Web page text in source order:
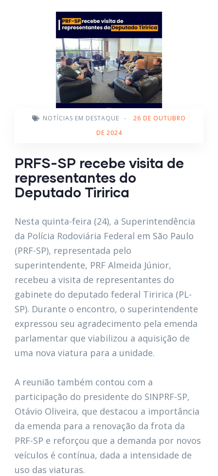
NOTÍCIAS EM DESTAQUE -
26 DE OUTUBRO
DE 2024
PRFS-SP recebe visita de
representantes do
Deputado Tiririca
Nesta quinta-feira (24), a Superintendência
da Polícia Rodoviária Federal em São Paulo
(PRF-SP), representada pelo
superintendente, PRF Almeida Júnior,
recebeu a visita de representantes do
gabinete do deputado federal Tiririca (PL-
SP). Durante o encontro, o superintendente
expressou seu agradecimento pela emenda
parlamentar que viabilizou a aquisição de
uma nova viatura para a unidade.
A reunião também contou com a
participação do presidente do SINPRF-SP,
Otávio Oliveira, que destacou a importância
da emenda para a renovação da frota da
PRF-SP e reforçou que a demanda por novos
veículos é contínua, dada a intensidade de
uso das viaturas.